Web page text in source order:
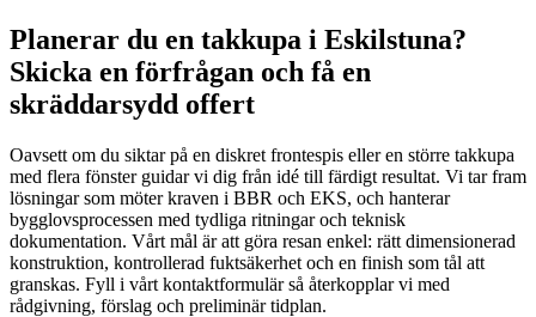
Planerar du en takkupa i Eskilstuna?
Skicka en förfrågan och få en
skräddarsydd offert
Oavsett om du siktar på en diskret frontespis eller en större takkupa
med flera fönster guidar vi dig från idé till färdigt resultat. Vi tar fram
lösningar som möter kraven i BBR och EKS, och hanterar
bygglovsprocessen med tydliga ritningar och teknisk
dokumentation. Vårt mål är att göra resan enkel: rätt dimensionerad
konstruktion, kontrollerad fuktsäkerhet och en finish som tål att
granskas. Fyll i vårt kontaktformulär så återkopplar vi med
rådgivning, förslag och preliminär tidplan.